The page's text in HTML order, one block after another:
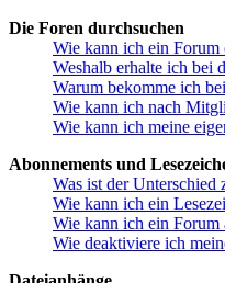
Die Foren durchsuchen
Wie kann ich ein Forum
Weshalb erhalte ich bei
Warum bekomme ich
Wie kann ich nach
Wie kann ich meine
Abonnements und
Was ist der Unterschied
Wie kann ich ein
Wie kann ich ein Forum
Wie deaktiviere ich